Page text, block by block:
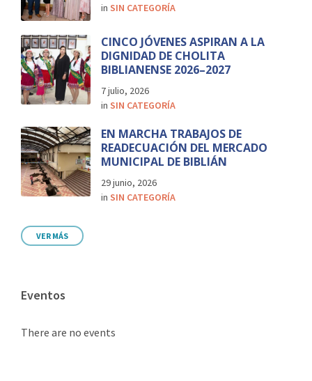
in SIN CATEGORÍA
CINCO JÓVENES ASPIRAN A LA
DIGNIDAD DE CHOLITA
BIBLIANENSE 2026–2027
7 julio, 2026
in SIN CATEGORÍA
EN MARCHA TRABAJOS DE
READECUACIÓN DEL MERCADO
MUNICIPAL DE BIBLIÁN
29 junio, 2026
in SIN CATEGORÍA
VER MÁS
Eventos
There are no events